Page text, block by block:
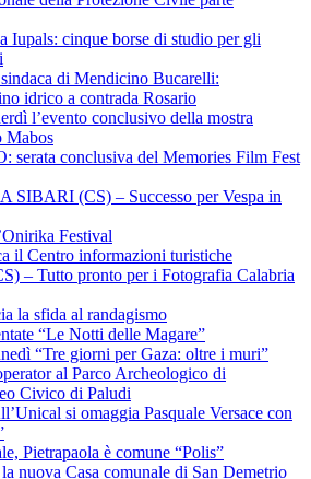
Iupals: cinque borse di studio per gli
di Mendicino Bucarelli:
idrico a contrada Rosario
l’evento conclusivo della mostra
Mabos
serata conclusiva del Memories Film Fest
SIBARI (CS) – Successo per Vespa in
Festival
il Centro informazioni turistiche
– Tutto pronto per i Fotografia Calabria
la sfida al randagismo
“Le Notti delle Magare”
“Tre giorni per Gaza: oltre i muri”
al Parco Archeologico di
Civico di Paludi
si omaggia Pasquale Versace con
Pietrapaola è comune “Polis”
nuova Casa comunale di San Demetrio